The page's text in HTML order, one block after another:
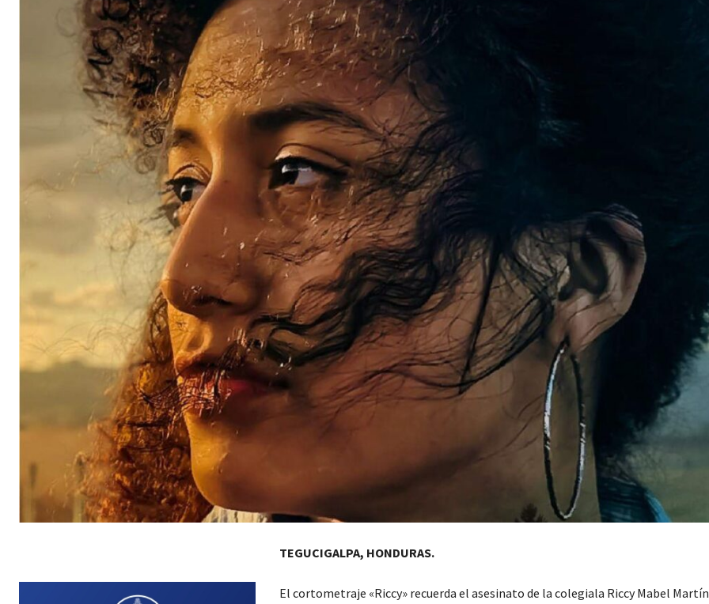
TEGUCIGALPA, HONDURAS.
El cortometraje «Riccy» recuerda el asesinato de la colegiala Riccy Mabel